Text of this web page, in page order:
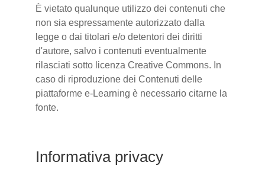
È vietato qualunque utilizzo dei contenuti che
non sia espressamente autorizzato dalla
legge o dai titolari e/o detentori dei diritti
d'autore, salvo i contenuti eventualmente
rilasciati sotto licenza Creative Commons. In
caso di riproduzione dei Contenuti delle
piattaforme e-Learning è necessario citarne la
fonte.
Informativa privacy